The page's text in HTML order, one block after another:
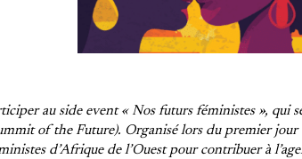
au side event « Nos futurs féministes », qui
of the Future). Organisé lors du premier jour
d’Afrique de l’Ouest pour contribuer à